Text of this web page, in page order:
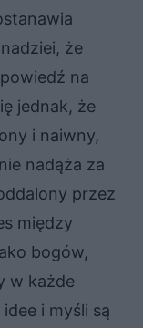
że
na
jednak, że
i naiwny,
nadąża za
przez
między
bogów,
w każde
i myśli są